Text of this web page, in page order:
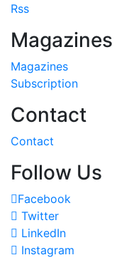
Rss
Magazines
Magazines
Subscription
Contact
Contact
Follow Us
Facebook
Twitter
LinkedIn
Instagram